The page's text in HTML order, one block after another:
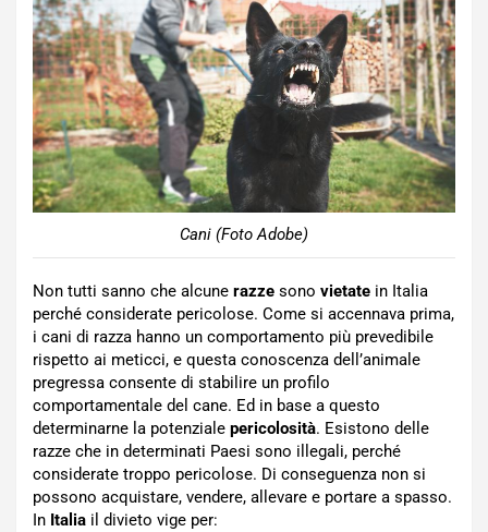
Cani (Foto Adobe)
Non tutti sanno che alcune razze sono vietate in Italia
perché considerate pericolose. Come si accennava prima,
i cani di razza hanno un comportamento più prevedibile
rispetto ai meticci, e questa conoscenza dell’animale
pregressa consente di stabilire un profilo
comportamentale del cane. Ed in base a questo
determinarne la potenziale pericolosità. Esistono delle
razze che in determinati Paesi sono illegali, perché
considerate troppo pericolose. Di conseguenza non si
possono acquistare, vendere, allevare e portare a spasso.
In Italia il divieto vige per: